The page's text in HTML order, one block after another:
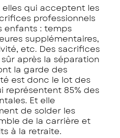
elles qui acceptent les
professionnels
enfants : temps
supplémentaires,
etc. Des sacrifices
après la séparation
la garde des
est donc le lot des
représentent 85% des
Et elle
de solder les
de la carrière et
à la retraite.